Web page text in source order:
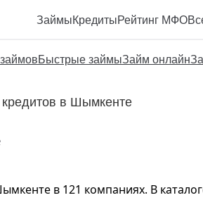
ЗаймыКредитыРейтинг МФО
Быстрые займыЗайм онлайн
кредитов в Шымкенте
в 121 компаниях. В